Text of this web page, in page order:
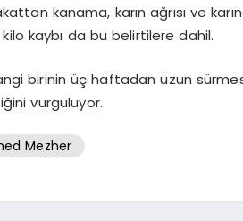
kanama, karın ağrısı ve
kaybı da bu belirtilere dahil.
birinin üç haftadan uzun
vurguluyor.
Mezher